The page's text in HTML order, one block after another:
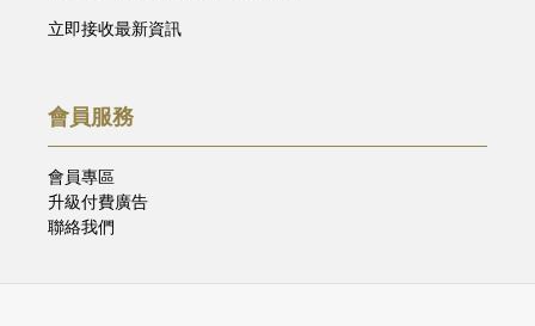
立即接收最新資訊
會員服務
會員專區
升級付費廣告
聯絡我們